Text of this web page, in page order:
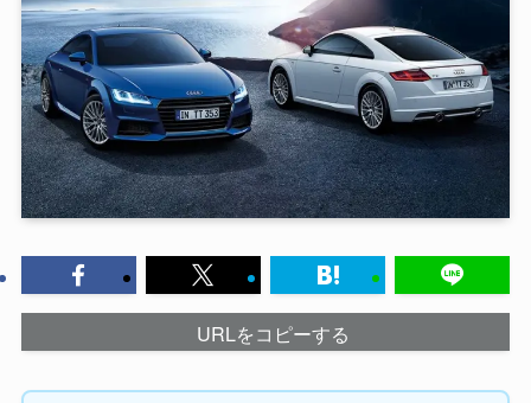
URLをコピーする